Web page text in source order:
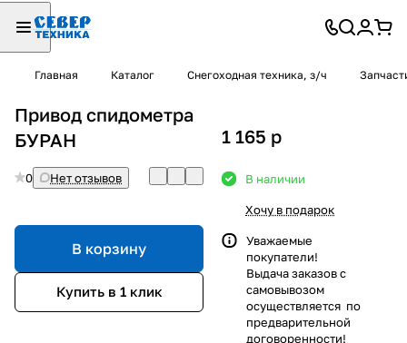
Главная Каталог Снегоходная техника, з/ч
Привод спидометра
БУРАН
0 Нет отзывов
В корзину
Купить в 1 клик
1 165 p
В наличии
Хочу в подарок
Уважаемые
покупатели!
Выдача заказов с
самовывозом
осуществляется по
предварительной
договоренности!